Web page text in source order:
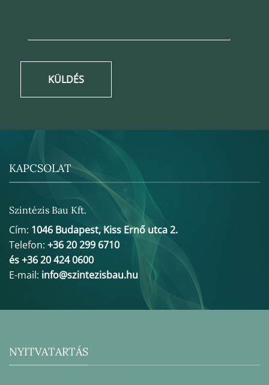
KÜLDÉS
KAPCSOLAT
Szintézis Bau Kft.
Cím: 1046 Budapest, Kiss Ernő utca 2.
Telefon: +36 20 299 6710
és +36 20 424 0600
E-mail: info@szintezisbau.hu
NYITVATARTÁS